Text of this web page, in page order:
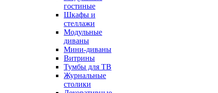
гостиные
Шкафы и
стеллажи
Модульные
диваны
Мини-диваны
Витрины
Тумбы для ТВ
Журнальные
столики